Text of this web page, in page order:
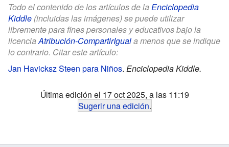
Todo el contenido de los artículos de la Enciclopedia
Kiddle (incluidas las imágenes) se puede utilizar
libremente para fines personales y educativos bajo la
licenciaAtribución-CompartirIguala menos que se indique
lo contrario. Citar este artículo:
Jan Havicksz Steen para Niños. Enciclopedia Kiddle.
Última edición el 17 oct 2025, a las 11:19
Sugerir una edición.